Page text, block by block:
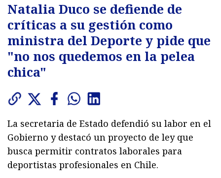
Natalia Duco se defiende de
críticas a su gestión como
ministra del Deporte y pide que
"no nos quedemos en la pelea
chica"
La secretaria de Estado defendió su labor en el
Gobierno y destacó un proyecto de ley que
busca permitir contratos laborales para
deportistas profesionales en Chile.